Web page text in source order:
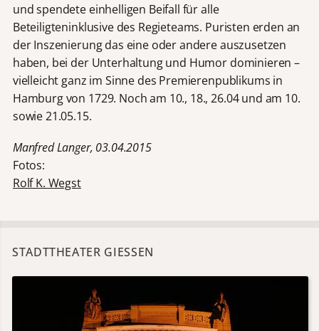
und spendete einhelligen Beifall für alle
Beteiligteninklusive des Regieteams. Puristen erden an
der Inszenierung das eine oder andere auszusetzen
haben, bei der Unterhaltung und Humor dominieren –
vielleicht ganz im Sinne des Premierenpublikums in
Hamburg von 1729. Noch am 10., 18., 26.04 und am 10.
sowie 21.05.15.
Manfred Langer, 03.04.2015
Fotos:
Rolf K. Wegst
STADTTHEATER GIESSEN